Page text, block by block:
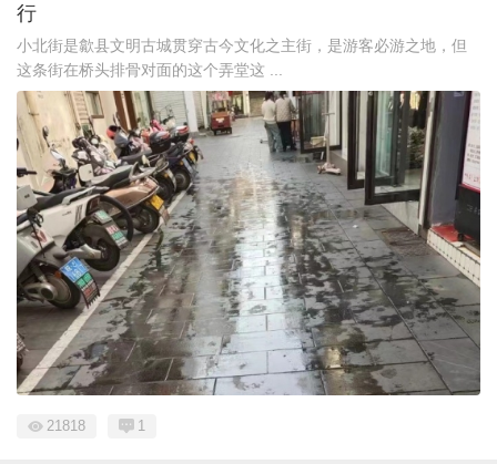
行
小北街是歙县文明古城贯穿古今文化之主街，是游客必游之地，但
这条街在桥头排骨对面的这个弄堂这 ...
21818 1